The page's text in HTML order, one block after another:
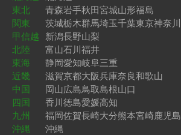
東北
青森岩手秋田宮城山形福島
関東
茨城栃木群馬埼玉千葉東京神奈川
甲信越 新潟長野山梨
北陸
富山石川福井
東海
静岡愛知岐阜三重
近畿
滋賀京都大阪兵庫奈良和歌山
中国
岡山広島鳥取島根山口
四国
香川徳島愛媛高知
九州
福岡佐賀長崎大分熊本宮崎鹿児島
沖縄
沖縄